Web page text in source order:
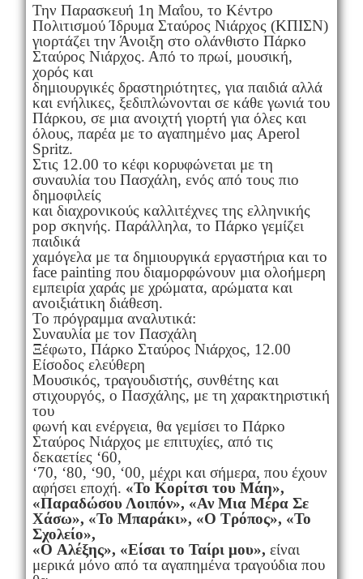
Την Παρασκευή 1η Μαΐου, το Κέντρο
Πολιτισμού Ίδρυμα Σταύρος Νιάρχος (ΚΠΙΣΝ)
γιορτάζει την Άνοιξη στο ολάνθιστο Πάρκο
Σταύρος Νιάρχος. Από το πρωί, μουσική,
χορός και
δημιουργικές δραστηριότητες, για παιδιά αλλά
και ενήλικες, ξεδιπλώνονται σε κάθε γωνιά του
Πάρκου, σε μια ανοιχτή γιορτή για όλες και
όλους, παρέα με το αγαπημένο μας Aperol
Spritz.
Στις 12.00 το κέφι κορυφώνεται με τη
συναυλία του Πασχάλη, ενός από τους πιο
δημοφιλείς
και διαχρονικούς καλλιτέχνες της ελληνικής
pop σκηνής. Παράλληλα, το Πάρκο γεμίζει
παιδικά
χαμόγελα με τα δημιουργικά εργαστήρια και το
face painting που διαμορφώνουν μια ολοήμερη
εμπειρία χαράς με χρώματα, αρώματα και
ανοιξιάτικη διάθεση.
Το πρόγραμμα αναλυτικά:
Συναυλία με τον Πασχάλη
Ξέφωτο, Πάρκο Σταύρος Νιάρχος, 12.00
Είσοδος ελεύθερη
Μουσικός, τραγουδιστής, συνθέτης και
στιχουργός, ο Πασχάλης, με τη χαρακτηριστική
του
φωνή και ενέργεια, θα γεμίσει το Πάρκο
Σταύρος Νιάρχος με επιτυχίες, από τις
δεκαετίες ‘60,
‘70, ‘80, ‘90, ‘00, μέχρι και σήμερα, που έχουν
αφήσει εποχή. «Το Κορίτσι του Μάη»,
«Παραδώσου Λοιπόν», «Αν Μια Μέρα Σε
Χάσω», «To Μπαράκι», «O Τρόπος», «Το
Σχολείο»,
«O Αλέξης», «Είσαι το Ταίρι μου», είναι
μερικά μόνο από τα αγαπημένα τραγούδια που